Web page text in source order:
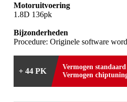
Motoruitvoering
1.8D 136pk
Bijzonderheden
Procedure: Originele software
+ 44 PK Vermogen standaard
Vermogen